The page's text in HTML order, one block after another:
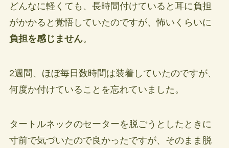
どんなに軽くても、長時間付けていると耳に負担
がかかると覚悟していたのですが、怖いくらいに
負担を感じません。
2週間、ほぼ毎日数時間は装着していたのですが、
何度か付けていることを忘れていました。
タートルネックのセーターを脱ごうとしたときに
寸前で気づいたので良かったですが、そのまま脱